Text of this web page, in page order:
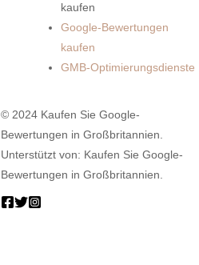
kaufen
Google-Bewertungen
kaufen
GMB-Optimierungsdienste
© 2024 Kaufen Sie Google-
Bewertungen in Großbritannien.
Unterstützt von: Kaufen Sie Google-
Bewertungen in Großbritannien.